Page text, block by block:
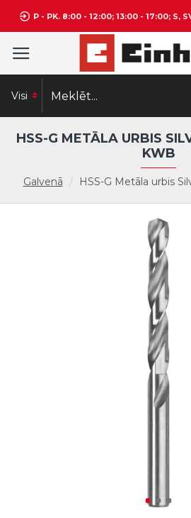
P - PK. 8:00 - 12:00; 13:00 - 17:00; S,
Visi
Galvenā HSS-G Metāla urbis
HSS-G METĀLA URBIS
KWB